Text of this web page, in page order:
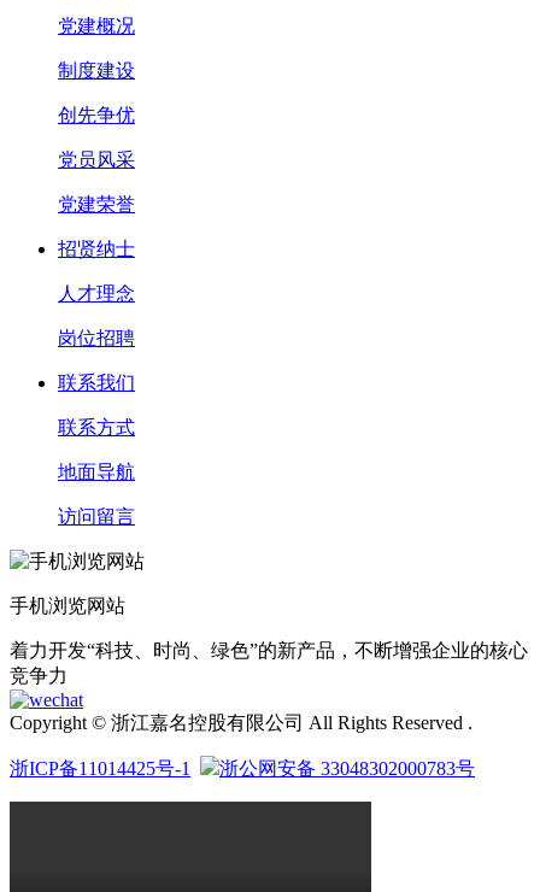
党建概况
制度建设
创先争优
党员风采
党建荣誉
招贤纳士
人才理念
岗位招聘
联系我们
联系方式
地面导航
访问留言
手机浏览网站
着力开发“科技、时尚、绿色”的新产品，不断增强企业的核心
竞争力
Copyright © 浙江嘉名控股有限公司 All Rights Reserved .
浙ICP备11014425号-1 浙公网安备 33048302000783号